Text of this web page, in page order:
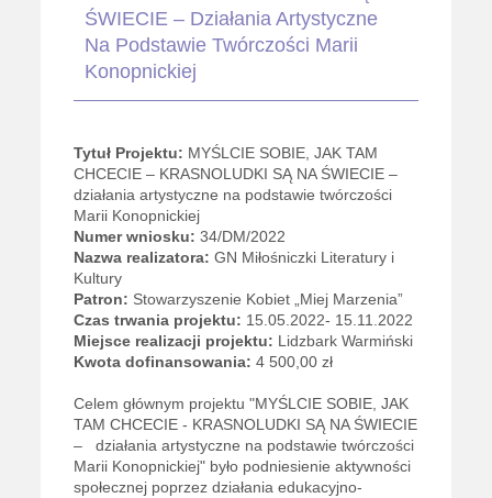
ŚWIECIE – Działania Artystyczne
Na Podstawie Twórczości Marii
Konopnickiej
Tytuł Projektu: MYŚLCIE SOBIE, JAK TAM
CHCECIE – KRASNOLUDKI SĄ NA ŚWIECIE –
działania artystyczne na podstawie twórczości
Marii Konopnickiej
Numer wniosku: 34/DM/2022
Nazwa realizatora: GN Miłośniczki Literatury i
Kultury
Patron: Stowarzyszenie Kobiet „Miej Marzenia”
Czas trwania projektu: 15.05.2022- 15.11.2022
Miejsce realizacji projektu: Lidzbark Warmiński
Kwota dofinansowania: 4 500,00 zł
Celem głównym projektu "MYŚLCIE SOBIE, JAK
TAM CHCECIE - KRASNOLUDKI SĄ NA ŚWIECIE
– działania artystyczne na podstawie twórczości
Marii Konopnickiej" było podniesienie aktywności
społecznej poprzez działania edukacyjno-